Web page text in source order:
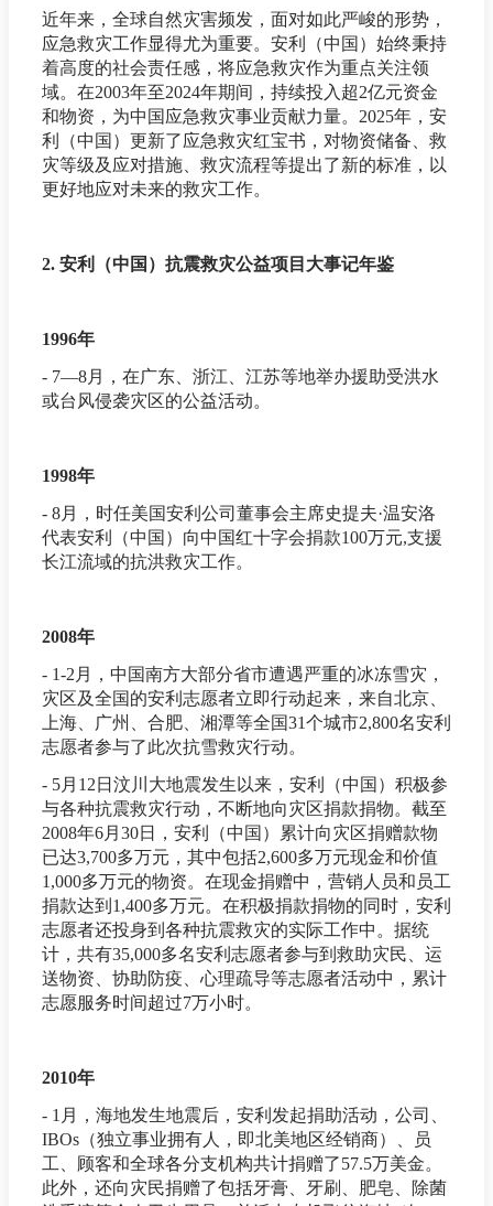
近年来，全球自然灾害频发，面对如此严峻的形势，
应急救灾工作显得尤为重要。安利（中国）始终秉持
着高度的社会责任感，将应急救灾作为重点关注领
域。在2003年至2024年期间，持续投入超2亿元资金
和物资，为中国应急救灾事业贡献力量。2025年，安
利（中国）更新了应急救灾红宝书，对物资储备、救
灾等级及应对措施、救灾流程等提出了新的标准，以
更好地应对未来的救灾工作。
2. 安利（中国）抗震救灾公益项目大事记年鉴
1996年
- 7—8月，在广东、浙江、江苏等地举办援助受洪水
或台风侵袭灾区的公益活动。
1998年
- 8月，时任美国安利公司董事会主席史提夫·温安洛
代表安利（中国）向中国红十字会捐款100万元,支援
长江流域的抗洪救灾工作。
2008年
- 1-2月，中国南方大部分省市遭遇严重的冰冻雪灾，
灾区及全国的安利志愿者立即行动起来，来自北京、
上海、广州、合肥、湘潭等全国31个城市2,800名安利
志愿者参与了此次抗雪救灾行动。
- 5月12日汶川大地震发生以来，安利（中国）积极参
与各种抗震救灾行动，不断地向灾区捐款捐物。截至
2008年6月30日，安利（中国）累计向灾区捐赠款物
已达3,700多万元，其中包括2,600多万元现金和价值
1,000多万元的物资。在现金捐赠中，营销人员和员工
捐款达到1,400多万元。在积极捐款捐物的同时，安利
志愿者还投身到各种抗震救灾的实际工作中。据统
计，共有35,000多名安利志愿者参与到救助灾民、运
送物资、协助防疫、心理疏导等志愿者活动中，累计
志愿服务时间超过7万小时。
2010年
- 1月，海地发生地震后，安利发起捐助活动，公司、
IBOs（独立事业拥有人，即北美地区经销商）、员
工、顾客和全球各分支机构共计捐赠了57.5万美金。
此外，还向灾民捐赠了包括牙膏、牙刷、肥皂、除菌